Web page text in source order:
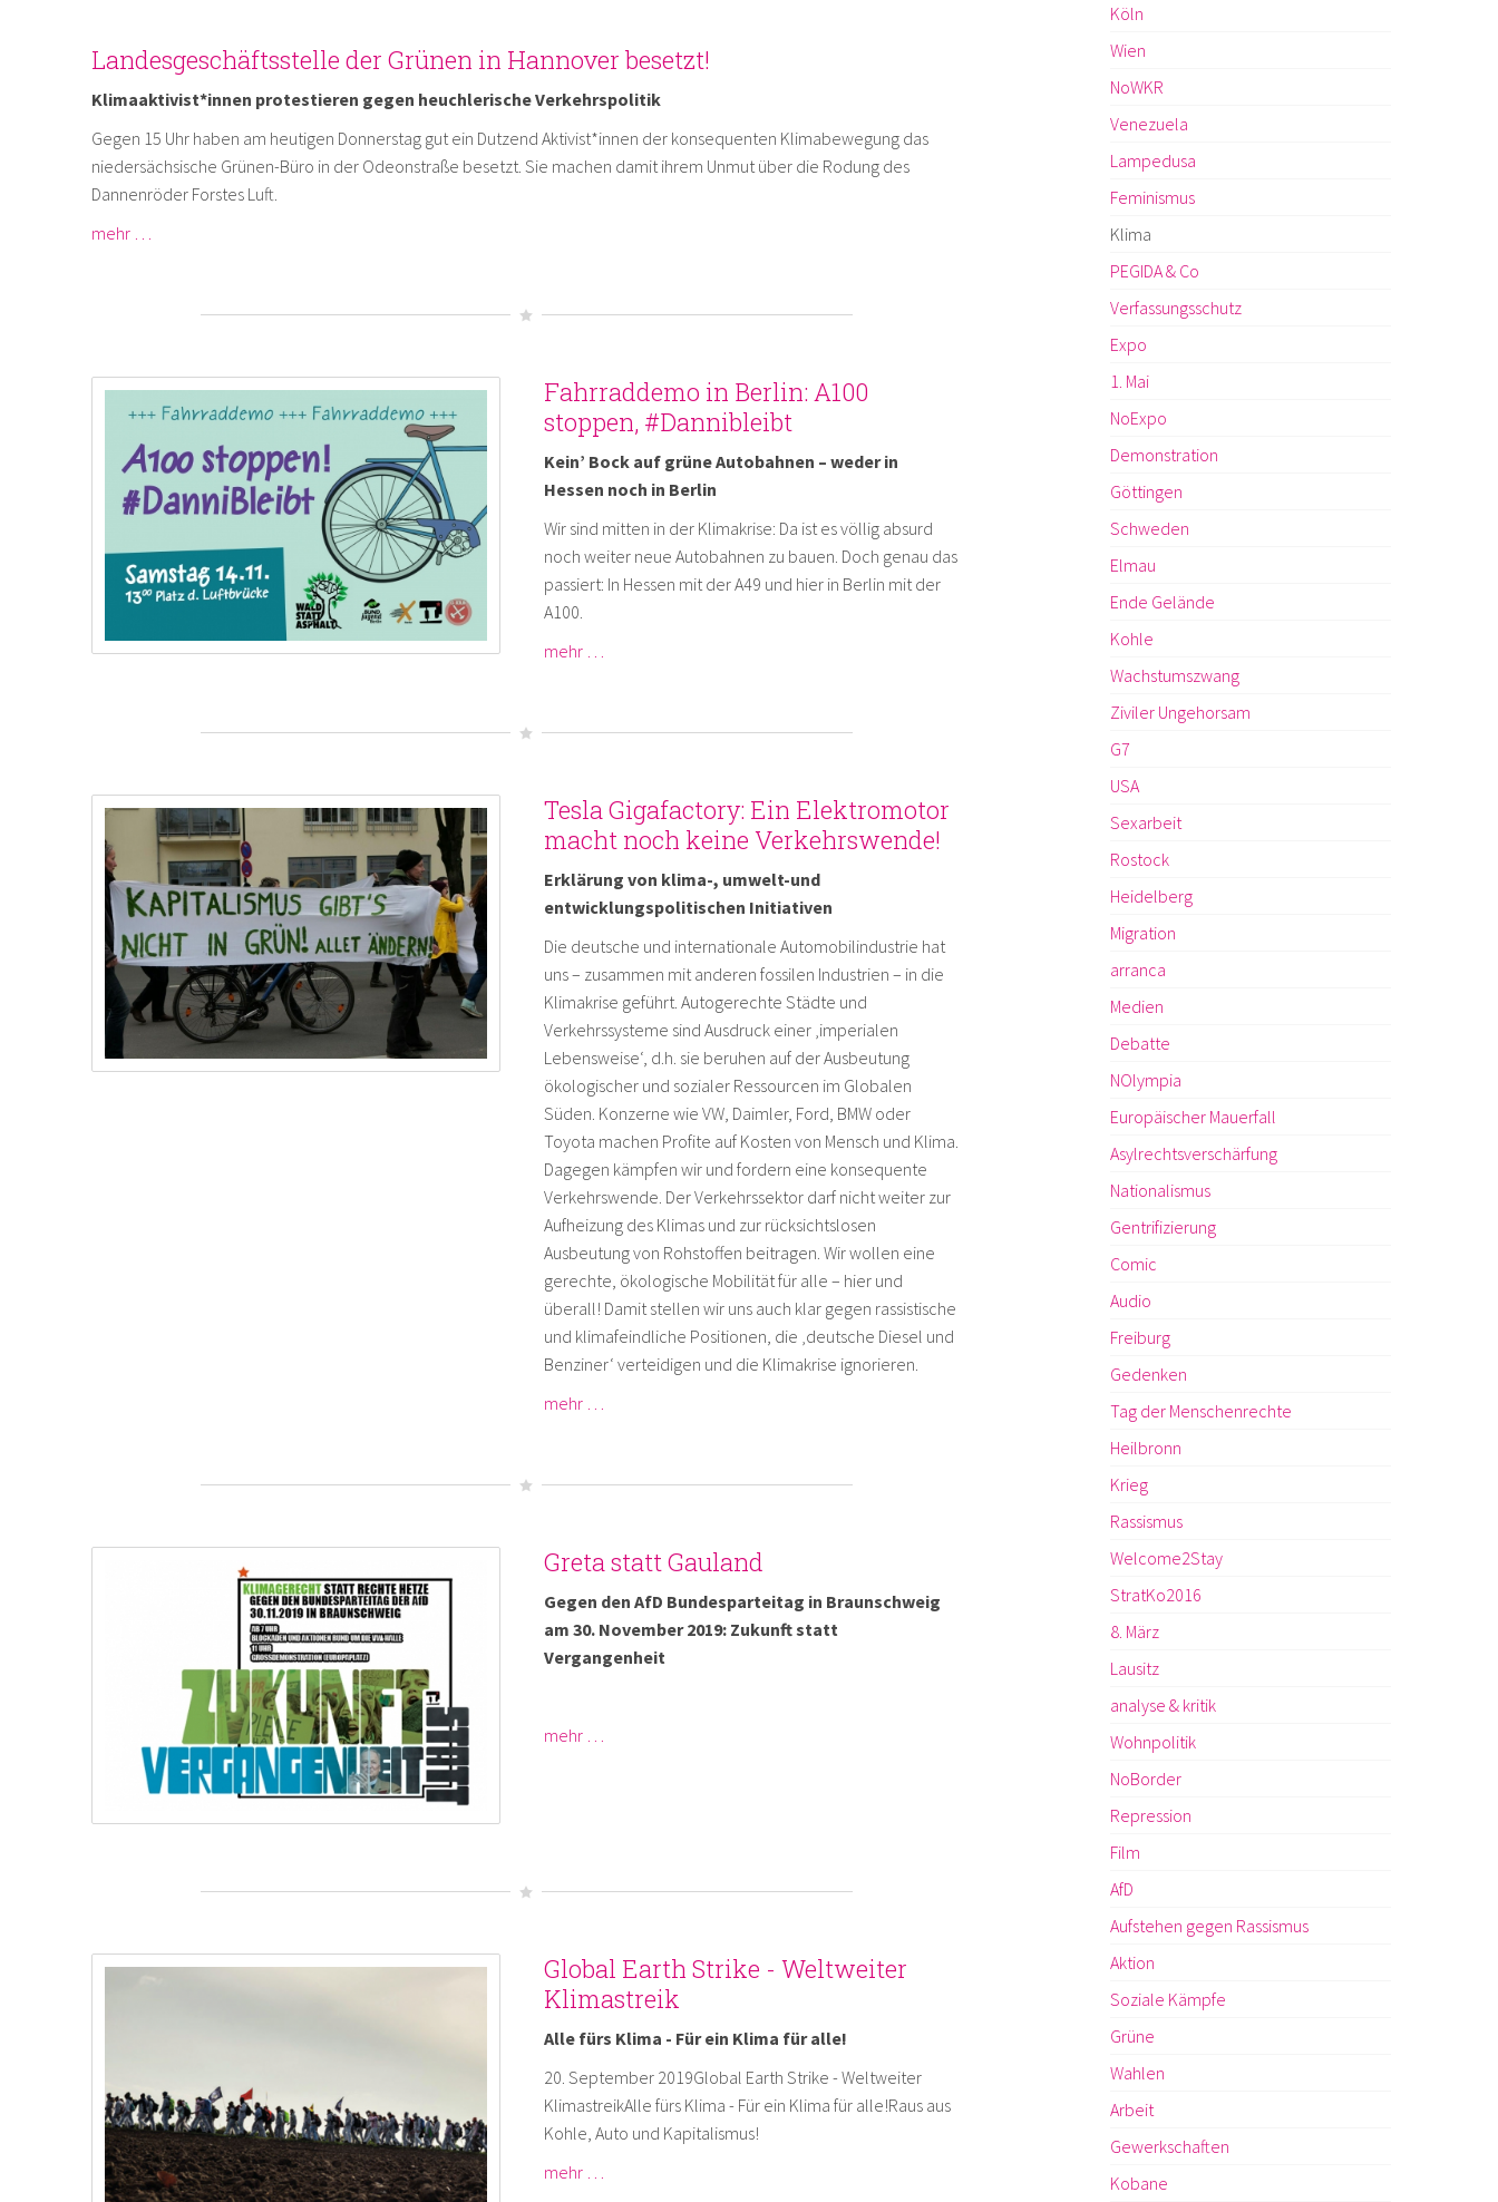
Landesgeschäftsstelle der Grünen in Hannover besetzt!
Klimaaktivist*innen protestieren gegen heuchlerische Verkehrspolitik
Gegen 15 Uhr haben am heutigen Donnerstag gut ein Dutzend Aktivist*innen der konsequenten Klimabewegung das
niedersächsische Grünen-Büro in der Odeonstraße besetzt. Sie machen damit ihrem Unmut über die Rodung des
Dannenröder Forstes Luft.
mehr …
Fahrraddemo in Berlin: A100
stoppen, #Dannibleibt
Kein’ Bock auf grüne Autobahnen – weder in
Hessen noch in Berlin
Wir sind mitten in der Klimakrise: Da ist es völlig absurd
noch weiter neue Autobahnen zu bauen. Doch genau das
passiert: In Hessen mit der A49 und hier in Berlin mit der
A100.
mehr …
Tesla Gigafactory: Ein Elektromotor
macht noch keine Verkehrswende!
Erklärung von klima-, umwelt-und
entwicklungspolitischen Initiativen
Die deutsche und internationale Automobilindustrie hat
uns – zusammen mit anderen fossilen Industrien – in die
Klimakrise geführt. Autogerechte Städte und
Verkehrssysteme sind Ausdruck einer ‚imperialen
Lebensweise‘, d.h. sie beruhen auf der Ausbeutung
ökologischer und sozialer Ressourcen im Globalen
Süden. Konzerne wie VW, Daimler, Ford, BMW oder
Toyota machen Profite auf Kosten von Mensch und Klima.
Dagegen kämpfen wir und fordern eine konsequente
Verkehrswende. Der Verkehrssektor darf nicht weiter zur
Aufheizung des Klimas und zur rücksichtslosen
Ausbeutung von Rohstoffen beitragen. Wir wollen eine
gerechte, ökologische Mobilität für alle – hier und
überall! Damit stellen wir uns auch klar gegen rassistische
und klimafeindliche Positionen, die ‚deutsche Diesel und
Benziner‘ verteidigen und die Klimakrise ignorieren.
mehr …
Greta statt Gauland
Gegen den AfD Bundesparteitag in Braunschweig
am 30. November 2019: Zukunft statt
Vergangenheit
mehr …
Global Earth Strike - Weltweiter
Klimastreik
Alle fürs Klima - Für ein Klima für alle!
20. September 2019Global Earth Strike - Weltweiter
KlimastreikAlle fürs Klima - Für ein Klima für alle!Raus aus
Kohle, Auto und Kapitalismus!
mehr …
Köln
Wien
NoWKR
Venezuela
Lampedusa
Feminismus
Klima
PEGIDA & Co
Verfassungsschutz
Expo
1. Mai
NoExpo
Demonstration
Göttingen
Schweden
Elmau
Ende Gelände
Kohle
Wachstumszwang
Ziviler Ungehorsam
G7
USA
Sexarbeit
Rostock
Heidelberg
Migration
arranca
Medien
Debatte
NOlympia
Europäischer Mauerfall
Asylrechtsverschärfung
Nationalismus
Gentrifizierung
Comic
Audio
Freiburg
Gedenken
Tag der Menschenrechte
Heilbronn
Krieg
Rassismus
Welcome2Stay
StratKo2016
8. März
Lausitz
analyse & kritik
Wohnpolitik
NoBorder
Repression
Film
AfD
Aufstehen gegen Rassismus
Aktion
Soziale Kämpfe
Grüne
Wahlen
Arbeit
Gewerkschaften
Kobane